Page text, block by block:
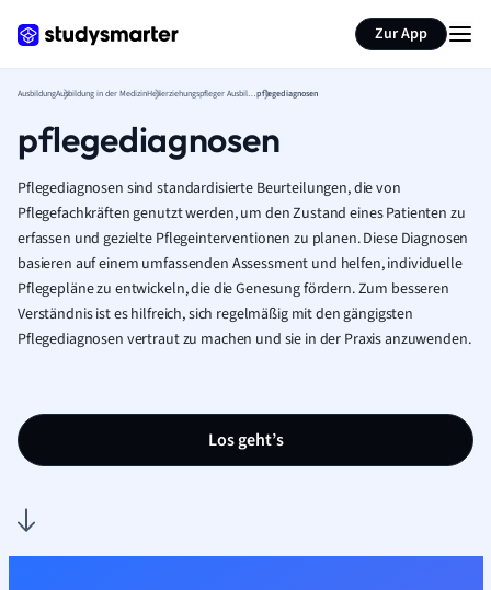
Zur App
AusbildungAusbildung in der Medizin Heilerziehungspfleger Ausbildungpflegediagnosen
pflegediagnosen
Pflegediagnosen sind standardisierte Beurteilungen, die von
Pflegefachkräften genutzt werden, um den Zustand eines Patienten zu
erfassen und gezielte Pflegeinterventionen zu planen. Diese Diagnosen
basieren auf einem umfassenden Assessment und helfen, individuelle
Pflegepläne zu entwickeln, die die Genesung fördern. Zum besseren
Verständnis ist es hilfreich, sich regelmäßig mit den gängigsten
Pflegediagnosen vertraut zu machen und sie in der Praxis anzuwenden.
Los geht’s